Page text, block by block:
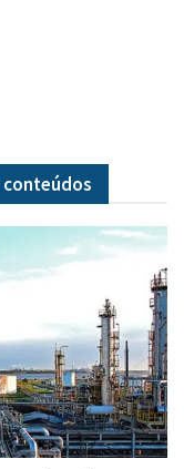
conteúdos